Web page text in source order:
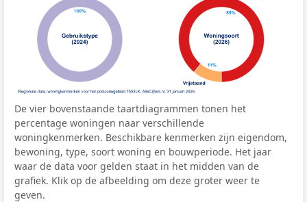
De vier bovenstaande taartdiagrammen tonen het
percentage woningen naar verschillende
woningkenmerken. Beschikbare kenmerken zijn eigendom,
bewoning, type, soort woning en bouwperiode. Het jaar
waar de data voor gelden staat in het midden van de
grafiek. Klik op de afbeelding om deze groter weer te
geven.